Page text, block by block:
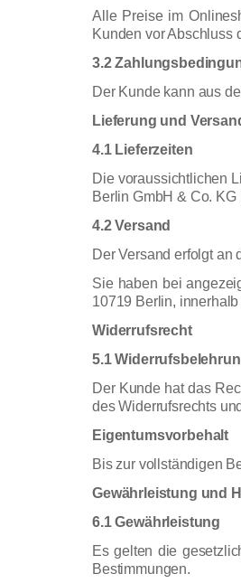
Alle Preise im
Kunden vor Abschluss
3.2
Der Kunde kann aus
Lieferung und
4.1 Lieferzeiten
Die voraussichtlichen
Berlin GmbH & Co.
4.2 Versand
Der Versand erfolgt an
Sie haben bei
10719 Berlin, innerhalb
Widerrufsrecht
5.1
Der Kunde hat das
des Widerrufsrechts
Eigentumsvorbehalt
Bis zur vollständigen
Gewährleistung und
6.1 Gewährleistung
Es gelten die
Bestimmungen.